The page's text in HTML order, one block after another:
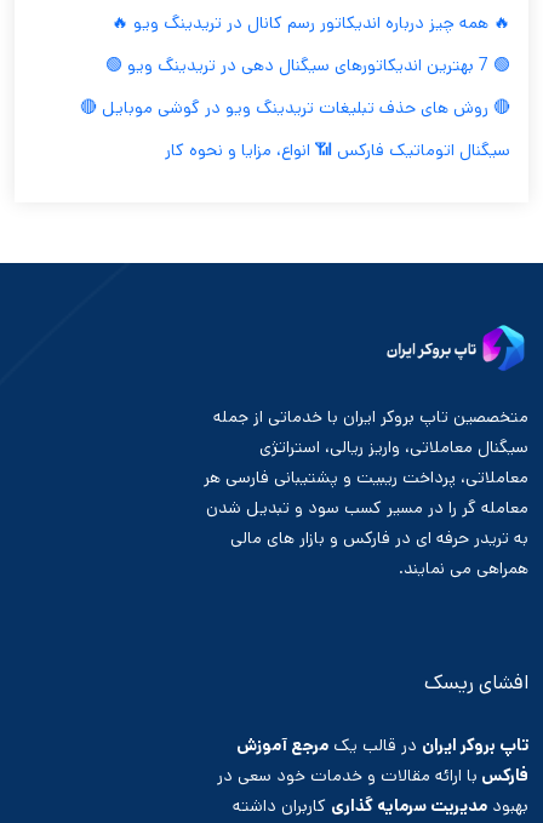
🔥 همه چیز درباره اندیکاتور رسم کانال در تریدینگ ویو 🔥
🟢 7 بهترین اندیکاتورهای سیگنال دهی در تریدینگ ویو 🟢
🔴 روش های حذف تبلیغات تریدینگ ویو در گوشی موبایل 🔴
سیگنال اتوماتیک فارکس 📶 انواع، مزایا و نحوه کار
متخصصین تاپ بروکر ایران با خدماتی از جمله
سیگنال معاملاتی، واریز ریالی، استراتژی
معاملاتی، پرداخت ریبیت و پشتیبانی فارسی هر
معامله گر را در مسیر کسب سود و تبدیل شدن
به تریدر حرفه ای در فارکس و بازار های مالی
همراهی می نمایند.
افشای ریسک
تاپ بروکر ایران در قالب یک مرجع آموزش
فارکس با ارائه مقالات و خدمات خود سعی در
بهبود مدیریت سرمایه گذاری کاربران داشته